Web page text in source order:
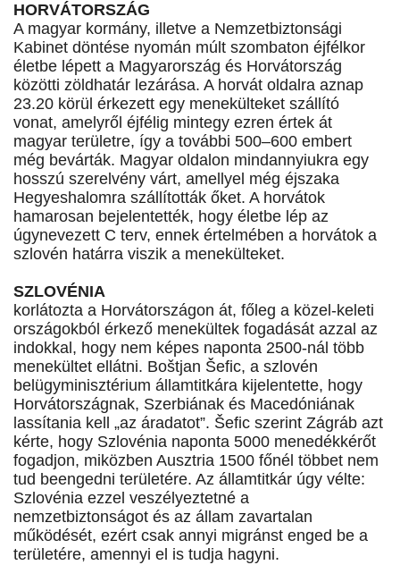
HORVÁTORSZÁG
A magyar kormány, illetve a Nemzetbiztonsági
Kabinet döntése nyomán múlt szombaton éjfélkor
életbe lépett a Magyarország és Horvátország
közötti zöldhatár lezárása. A horvát oldalra aznap
23.20 körül érkezett egy menekülteket szállító
vonat, amelyről éjfélig mintegy ezren értek át
magyar területre, így a további 500–600 embert
még bevárták. Magyar oldalon mindannyiukra egy
hosszú szerelvény várt, amellyel még éjszaka
Hegyeshalomra szállították őket. A horvátok
hamarosan bejelentették, hogy életbe lép az
úgynevezett C terv, ennek értelmében a horvátok a
szlovén határra viszik a menekülteket.
SZLOVÉNIA
korlátozta a Horvátországon át, főleg a közel-keleti
országokból érkező menekültek fogadását azzal az
indokkal, hogy nem képes naponta 2500-nál több
menekültet ellátni. Boštjan Šefic, a szlovén
belügyminisztérium államtitkára kijelentette, hogy
Horvátországnak, Szerbiának és Macedóniának
lassítania kell „az áradatot”. Šefic szerint Zágráb azt
kérte, hogy Szlovénia naponta 5000 menedékkérőt
fogadjon, miközben Ausztria 1500 főnél többet nem
tud beengedni területére. Az államtitkár úgy vélte:
Szlovénia ezzel veszélyeztetné a
nemzetbiztonságot és az állam zavartalan
működését, ezért csak annyi migránst enged be a
területére, amennyi el is tudja hagyni.